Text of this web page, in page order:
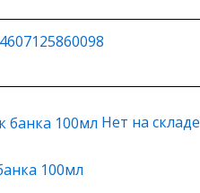
4607125860098
Нет на складе
100мл